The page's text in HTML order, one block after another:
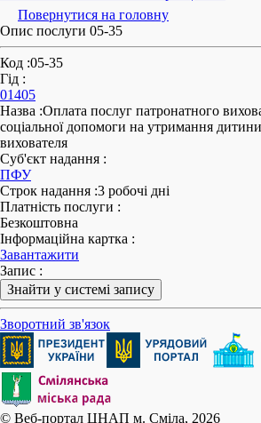
Повернутися на головну
Опис послуги 05-35
Код :05-35
Гід :
01405
Назва :Оплата послуг патронатного
соціальної допомоги на утримання
вихователя
Суб'єкт надання :
ПФУ
Строк надання :3 робочі дні
Платність послуги :
Безкоштовна
Інформаційна картка :
Завантажити
Запис :
Знайти у системі запису
Зворотний зв'язок
© Веб-портал ЦНАП м. Сміла, 2026